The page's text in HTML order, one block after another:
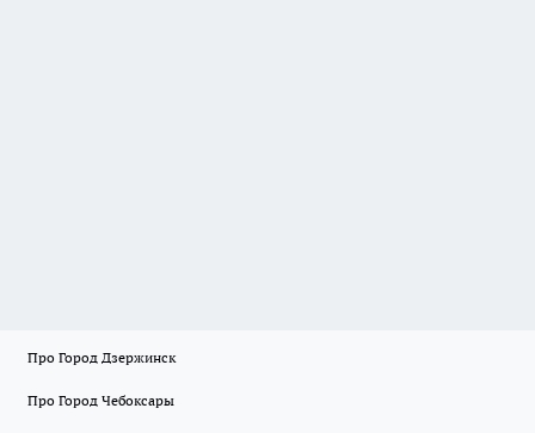
Про Город Дзержинск
Про Город Чебоксары